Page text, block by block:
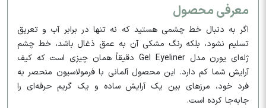
معرفی محصول
اگر به دنبال خط چشمی هستید که نه تنها در برابر آب و تعریق
تسلیم نشود، بلکه رنگ مشکی آن به عمق ذغال باشد، خط چشم
ژله‌ای یورن مدل Gel Eyeliner دقیقاً همان چیزی است که کیف
آرایش شما کم دارد. این محصول آلمانی با فرمولاسیون منحصر به
فرد خود، مرزهای بین یک آرایش ساده و یک گریم حرفه‌ای را
جابه‌جا کرده است.